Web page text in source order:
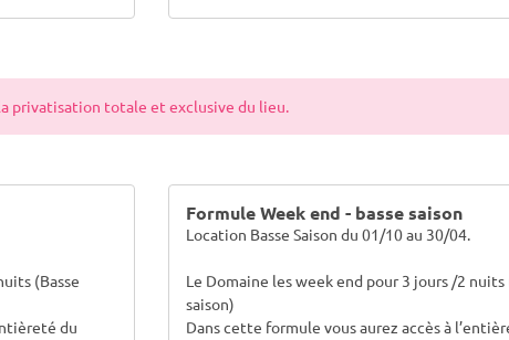
privatisation totale et exclusive du lieu.
(Basse
du
Formule Week end - basse saison
Location Basse Saison du 01/10 au 30/04.
Le Domaine les week end pour 3 jours /2 nuits
saison)
Dans cette formule vous aurez accès à